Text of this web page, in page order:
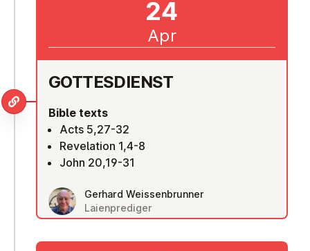
GOTTES­DI­ENST
Bible texts
Acts 5,27-32
Revelation 1,4-8
John 20,19-31
Gerhard Weissenbrunner
Laienprediger
24
Apr